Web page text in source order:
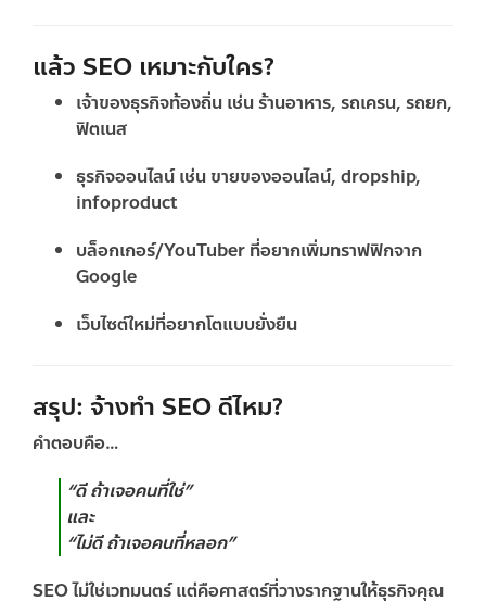
แล้ว SEO เหมาะกับใคร?
เจ้าของธุรกิจท้องถิ่น เช่น ร้านอาหาร, รถเครน, รถยก,
ฟิตเนส
ธุรกิจออนไลน์เช่น ขายของออนไลน์, dropship,
infoproduct
บล็อกเกอร์/YouTuber ที่อยากเพิ่มทราฟฟิกจาก
Google
เว็บไซต์ใหม่ที่อยากโตแบบยั่งยืน
สรุป: จ้างทำ SEO ดีไหม?
คำตอบคือ…
“ดี ถ้าเจอคนที่ใช่”
และ
“ไม่ดี ถ้าเจอคนที่หลอก”
SEO ไม่ใช่เวทมนตร์ แต่คือศาสตร์ที่วางรากฐานให้ธุรกิจคุณ